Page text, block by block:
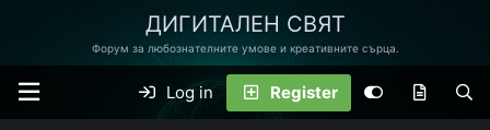
ДИГИТАЛЕН СВЯТ
Форум за любознателните умове и креативните сърца.
Log in Register